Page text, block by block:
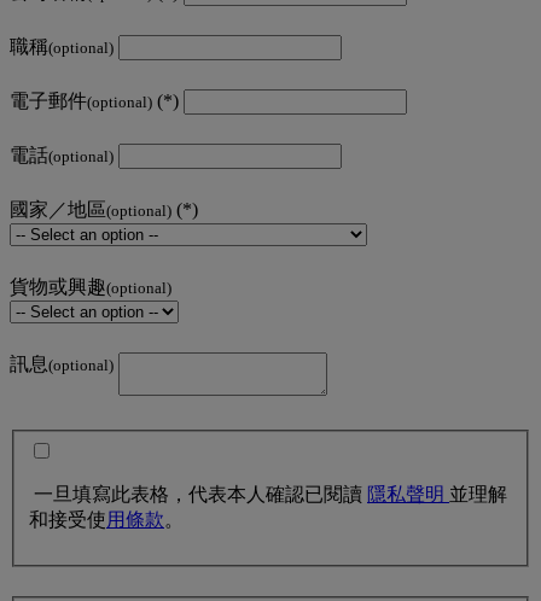
職稱(optional)
電子郵件(optional)
電話(optional)
國家／地區(optional)
貨物或興趣(optional)
訊息(optional)
一旦填寫此表格，代表本人確認已閱讀 隱私聲明 並理解
和接受使用條款。